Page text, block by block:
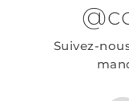
Suivez-